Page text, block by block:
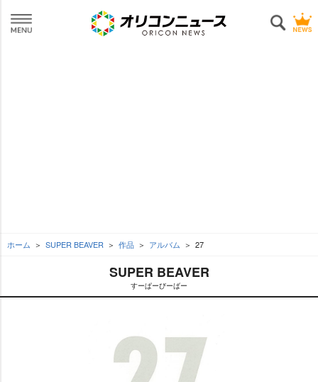
ホーム SUPER BEAVER 作品 アルバム 27
SUPER BEAVER
すーぱーびーばー